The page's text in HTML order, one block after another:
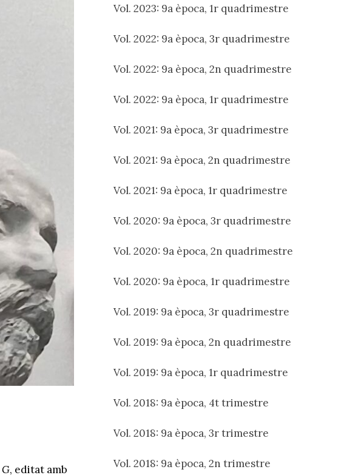
G, editat amb
Vol. 2023: 9a època, 1r quadrimestre
Vol. 2022: 9a època, 3r quadrimestre
Vol. 2022: 9a època, 2n quadrimestre
Vol. 2022: 9a època, 1r quadrimestre
Vol. 2021: 9a època, 3r quadrimestre
Vol. 2021: 9a època, 2n quadrimestre
Vol. 2021: 9a època, 1r quadrimestre
Vol. 2020: 9a època, 3r quadrimestre
Vol. 2020: 9a època, 2n quadrimestre
Vol. 2020: 9a època, 1r quadrimestre
Vol. 2019: 9a època, 3r quadrimestre
Vol. 2019: 9a època, 2n quadrimestre
Vol. 2019: 9a època, 1r quadrimestre
Vol. 2018: 9a època, 4t trimestre
Vol. 2018: 9a època, 3r trimestre
Vol. 2018: 9a època, 2n trimestre